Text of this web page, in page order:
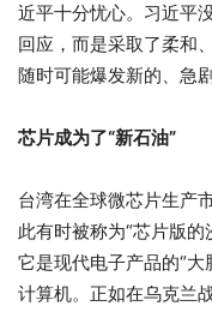
近平十分忧心。习近平
回应，而是采取了柔和
随时可能爆发新的、急
芯片成为了“新石油”
台湾在全球微芯片生产
此有时被称为“芯片版的
它是现代电子产品的“
计算机。正如在乌克兰